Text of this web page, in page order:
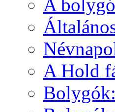
A
A Hold